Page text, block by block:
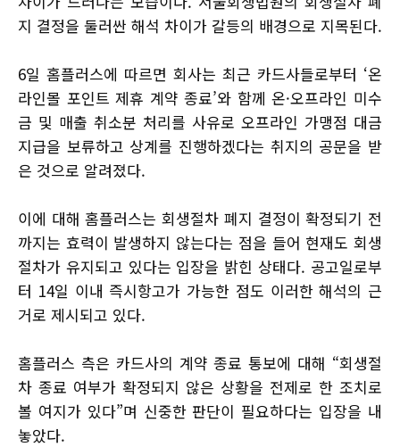
지 결정을 둘러싼 해석 차이가 갈등의 배경으로 지목된다.
6일 홈플러스에 따르면 회사는 최근 카드사들로부터 ‘온
라인몰 포인트 제휴 계약 종료’와 함께 온·오프라인 미수
금 및 매출 취소분 처리를 사유로 오프라인 가맹점 대금
지급을 보류하고 상계를 진행하겠다는 취지의 공문을 받
은 것으로 알려졌다.
이에 대해 홈플러스는 회생절차 폐지 결정이 확정되기 전
까지는 효력이 발생하지 않는다는 점을 들어 현재도 회생
절차가 유지되고 있다는 입장을 밝힌 상태다. 공고일로부
터 14일 이내 즉시항고가 가능한 점도 이러한 해석의 근
거로 제시되고 있다.
홈플러스 측은 카드사의 계약 종료 통보에 대해 “회생절
차 종료 여부가 확정되지 않은 상황을 전제로 한 조치로
볼 여지가 있다”며 신중한 판단이 필요하다는 입장을 내
놓았다.